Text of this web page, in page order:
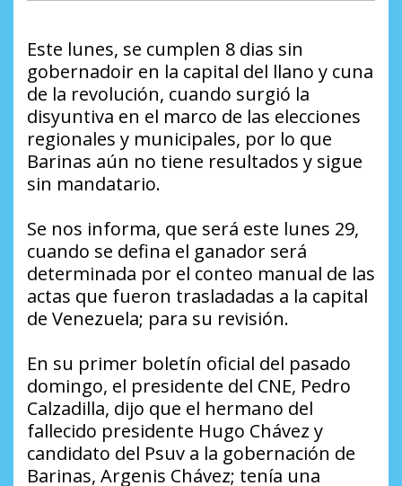
Este lunes, se cumplen 8 dias sin
gobernadoir en la capital del llano y cuna
de la revolución, cuando surgió la
disyuntiva en el marco de las elecciones
regionales y municipales, por lo que
Barinas aún no tiene resultados y sigue
sin mandatario.
Se nos informa, que será este lunes 29,
cuando se defina el ganador será
determinada por el conteo manual de las
actas que fueron trasladadas a la capital
de Venezuela; para su revisión.
En su primer boletín oficial del pasado
domingo, el presidente del CNE, Pedro
Calzadilla, dijo que el hermano del
fallecido presidente Hugo Chávez y
candidato del Psuv a la gobernación de
Barinas, Argenis Chávez; tenía una